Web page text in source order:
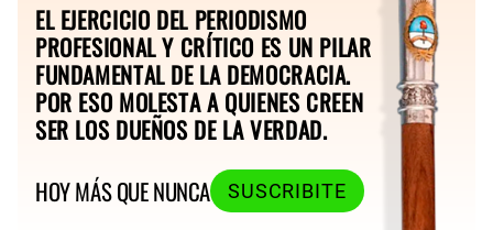
EL EJERCICIO DEL PERIODISMO
PROFESIONAL Y CRÍTICO ES UN PILAR
FUNDAMENTAL DE LA DEMOCRACIA.
POR ESO MOLESTA A QUIENES CREEN
SER LOS DUEÑOS DE LA VERDAD.
HOY MÁS QUE NUNCA
SUSCRIBITE